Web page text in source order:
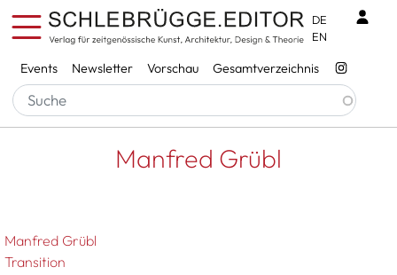
Direkt zum Inhalt
Services
Events Newsletter Vorschau Gesamtverzeichnis
DE
EN
Pfadnavigation
Startseite Manfred Grübl
Manfred Grübl
Manfred Grübl
Transition